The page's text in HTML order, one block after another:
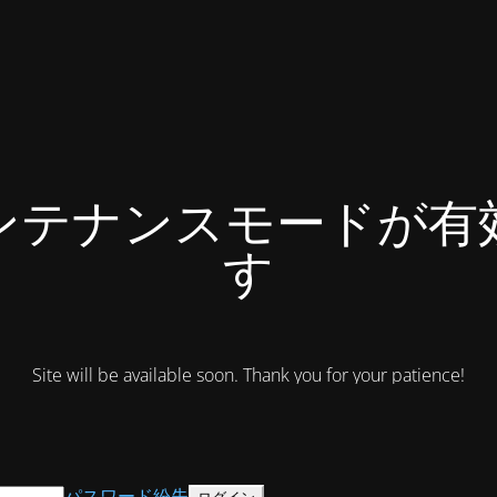
テナンスモードが有
す
Site will be available soon. Thank you for your patience!